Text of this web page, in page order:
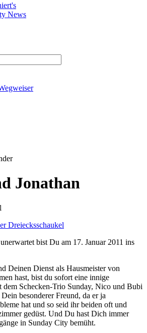
News
Jonathan
bist Du am 17. Januar 2011 ins
Deinen Dienst als Hausmeister von
hast, bist du sofort eine innige
dem Schecken-Trio Sunday, Nico und Bubi
besonderer Freund, da er ja
hat und so seid ihr beiden oft und
gedüst. Und Du hast Dich immer
in Sunday City bemüht.